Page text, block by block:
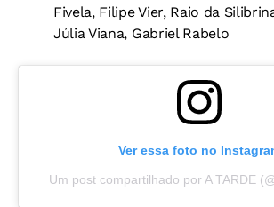
Fivela, Filipe Vier, Raio da
Júlia Viana, Gabriel Rabelo
Ver essa foto no
Um post compartilhado por A TARDE